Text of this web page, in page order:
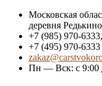
Skip
content
Московская
деревня Редькино
+7 (985) 970-6333,
+7 (495) 970-6333
Пн — Вск: с 9:00